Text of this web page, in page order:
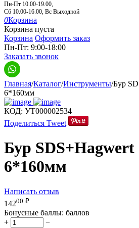
Пн-Пт 10.00-19.00,
Сб 10.00-16.00, Вс Выходной
0Корзина
Корзина пуста
Корзина Оформить заказ
Пн-Пт: 9:00-18:00
Заказать звонок
Главная/Каталог/Инструменты/Бур
6*160мм
КОД: УТ000002534
Поделиться Tweet
Бур
6*160мм
Написать отзыв
14200 ₽
Бонусные баллы: баллов
+
−